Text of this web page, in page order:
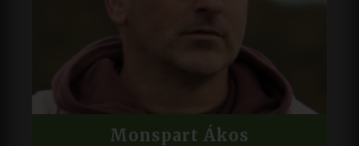
Monspart Ákos